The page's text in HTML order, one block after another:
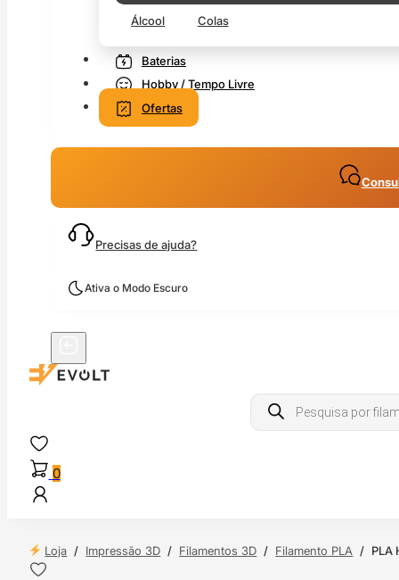
Álcool Colas
Baterias
Hobby / Tempo Livre
Ofertas
Precisas de ajuda?
Ativa o Modo Escuro
Products
search
0
Loja / Impressão 3D / Filamentos 3D / Filamento PLA / PLA